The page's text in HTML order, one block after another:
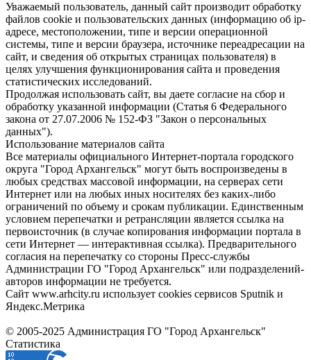
Уважаемый пользователь, данный сайт производит обработку
файлов cookie и пользовательских данных (информацию об ip-
адресе, местоположении, типе и версии операционной
системы, типе и версии браузера, источнике переадресации на
сайт, и сведения об открытых страницах пользователя) в
целях улучшения функционирования сайта и проведения
статистических исследований.
Продолжая использовать сайт, вы даете согласие на сбор и
обработку указанной информации (Статья 6 Федерального
закона от 27.07.2006 № 152-ФЗ "Закон о персональных
данных").
Использование материалов сайта
Все материалы официального Интернет-портала городского
округа "Город Архангельск" могут быть воспроизведены в
любых средствах массовой информации, на серверах сети
Интернет или на любых иных носителях без каких-либо
ограничений по объему и срокам публикации. Единственным
условием перепечатки и ретрансляции является ссылка на
первоисточник (в случае копирования информации портала в
сети Интернет — интерактивная ссылка). Предварительного
согласия на перепечатку со стороны Пресс-службы
Администрации ГО "Город Архангельск" или подразделений-
авторов информации не требуется.
Сайт www.arhcity.ru использует cookies сервисов Sputnik и
Яндекс.Метрика
© 2005-2025 Администрация ГО "Город Архангельск"
Статистика